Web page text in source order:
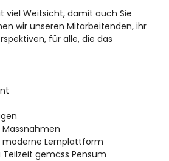
viel Weitsicht, damit auch Sie
wir unseren Mitarbeitenden, ihr
für alle, die das
moderne Lernplattform
gemäss Pensum